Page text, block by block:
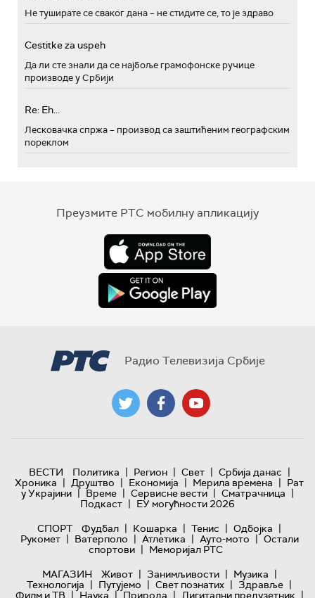
Не туширате се сваког дана – не стидите се, то је здраво
Cestitke za uspeh
Да ли сте знали да се најбоље грамофонске ручице
производе у Србији
Re: Eh...
Лесковачка спржа – производ са заштићеним географским
пореклом
Преузмите РТС мобилну апликацију
Радио Телевизија Србије
ВЕСТИ Политика | Регион | Свет | Србија данас |
Хроника | Друштво | Економија | Мерила времена | Рат
у Украјини | Време | Сервисне вести | Сматрачница |
Подкаст | ЕУ могућности 2026
СПОРТ
Фудбал | Кошарка | Тенис | Одбојка |
Рукомет | Ватерполо | Атлетика | Ауто-мото | Остали
спортови | Меморијал РТС
МАГАЗИН
Живот | Занимљивости | Музика |
Технологијa | Путујемо | Свет познатих | Здравље |
Филм и ТВ | Наука | Природа | Дигитални предузетник |